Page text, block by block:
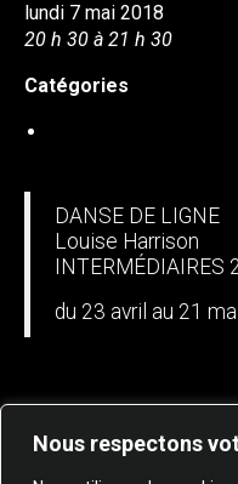
Nous respectons
lundi 7 mai 2018
20 h 30 à 21 h 30
Catégories
DANSE DE LIGNE
Louise Harrison
du 23 avril au 21